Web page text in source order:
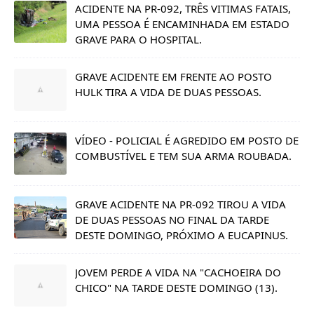
ACIDENTE NA PR-092, TRÊS VITIMAS FATAIS,
UMA PESSOA É ENCAMINHADA EM ESTADO
GRAVE PARA O HOSPITAL.
GRAVE ACIDENTE EM FRENTE AO POSTO
HULK TIRA A VIDA DE DUAS PESSOAS.
VÍDEO - POLICIAL É AGREDIDO EM POSTO DE
COMBUSTÍVEL E TEM SUA ARMA ROUBADA.
GRAVE ACIDENTE NA PR-092 TIROU A VIDA
DE DUAS PESSOAS NO FINAL DA TARDE
DESTE DOMINGO, PRÓXIMO A EUCAPINUS.
JOVEM PERDE A VIDA NA "CACHOEIRA DO
CHICO" NA TARDE DESTE DOMINGO (13).